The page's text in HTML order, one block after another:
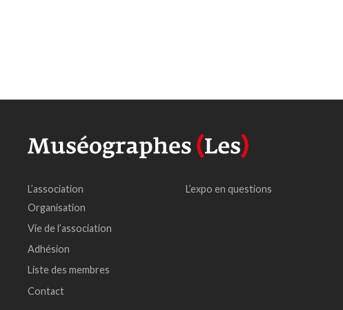
L’association
Organisation
Vie de l’association
Adhésion
Liste des membres
Contact
L’expo en questions